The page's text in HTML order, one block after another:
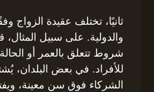
ثانيًا، تختلف عقيدة الزواج
والدولية. على سبيل
شروط تتعلق بالعمر أو الحالة
للأفراد. في بعض البلدان،
الشركاء فوق سن معينة،